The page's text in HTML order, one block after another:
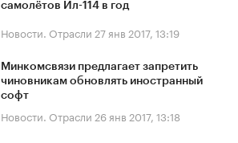
самолётов Ил-114 в год
Новости. Отрасли 27 янв 2017, 13:19
Минкомсвязи предлагает запретить
чиновникам обновлять иностранный
софт
Новости. Отрасли 26 янв 2017, 13:18